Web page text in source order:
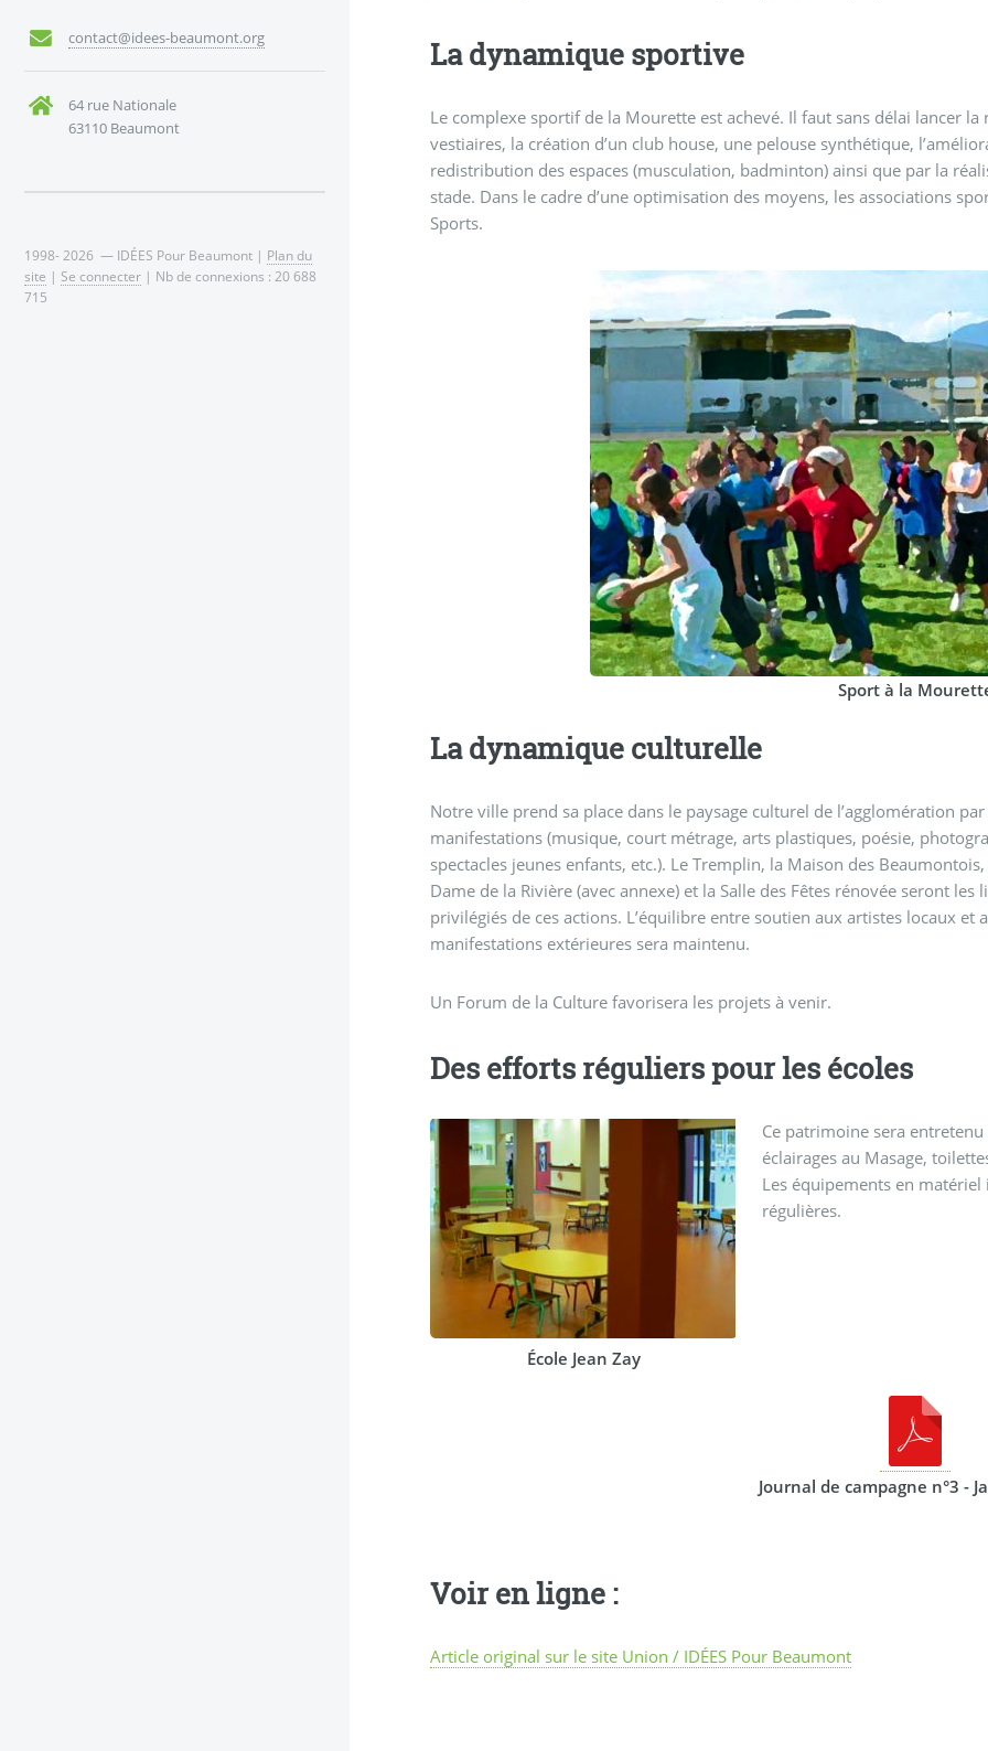
La dynamique sportive
Le complexe sportif de la Mourette est achevé. Il faut sans délai lancer
vestiaires, la création d’un club house, une pelouse synthétique,
redistribution des espaces (musculation, badminton) ainsi que par la
stade. Dans le cadre d’une optimisation des moyens, les associations
Sports.
Sport à la
La dynamique culturelle
Notre ville prend sa place dans le paysage culturel de l’agglomération par
manifestations (musique, court métrage, arts plastiques, poésie,
spectacles jeunes enfants, etc.). Le Tremplin, la Maison des
Dame de la Rivière (avec annexe) et la Salle des Fêtes rénovée seront les
privilégiés de ces actions. L’équilibre entre soutien aux artistes locaux et
manifestations extérieures sera maintenu.
Un Forum de la Culture favorisera les projets à venir.
Des efforts réguliers pour les écoles
École Jean Zay
Ce patrimoine sera
éclairages au Masage,
Les équipements en
régulières.
Journal de campagne n°3 -
Voir en ligne :
Article original sur le site Union / IDÉES Pour Beaumont
contact@idees-beaumont.org
64 rue Nationale
63110 Beaumont
1998- 2026 — IDÉES Pour Beaumont | Plan du
site | Se connecter | Nb de connexions : 20 688
715